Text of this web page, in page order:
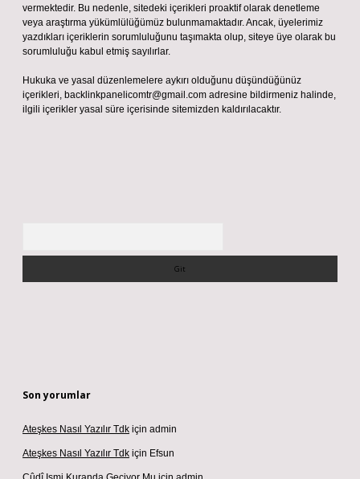
vermektedir. Bu nedenle, sitedeki içerikleri proaktif olarak denetleme
veya araştırma yükümlülüğümüz bulunmamaktadır. Ancak, üyelerimiz
yazdıkları içeriklerin sorumluluğunu taşımakta olup, siteye üye olarak bu
sorumluluğu kabul etmiş sayılırlar.
Hukuka ve yasal düzenlemelere aykırı olduğunu düşündüğünüz
içerikleri, backlinkpanelicomtr@gmail.com adresine bildirmeniz halinde,
ilgili içerikler yasal süre içerisinde sitemizden kaldırılacaktır.
Son yorumlar
Ateşkes Nasıl Yazılır Tdk için admin
Ateşkes Nasıl Yazılır Tdk için Efsun